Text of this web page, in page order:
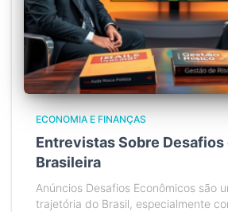
ECONOMIA E FINANÇAS
Entrevistas Sobre Desafios
Brasileira
Anúncios Desafios Econômicos são
trajetória do Brasil, especialmente